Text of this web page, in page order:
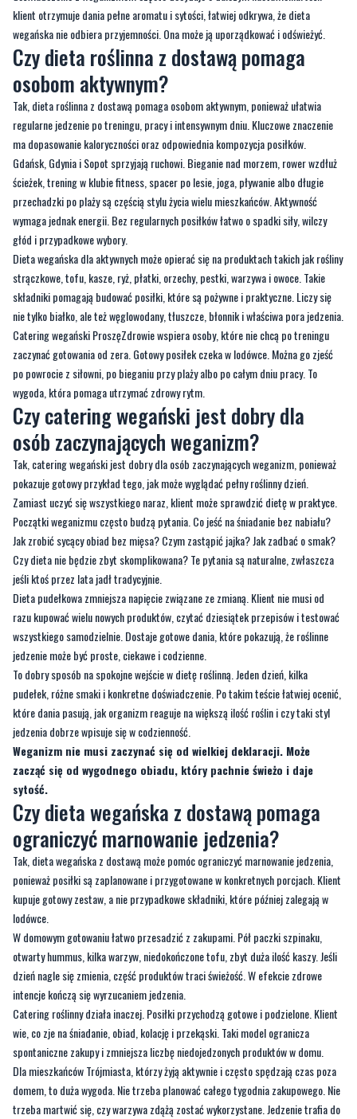
klient otrzymuje dania pełne aromatu i sytości, łatwiej odkrywa, że dieta
wegańska nie odbiera przyjemności. Ona może ją uporządkować i odświeżyć.
Czy dieta roślinna z dostawą pomaga
osobom aktywnym?
Tak, dieta roślinna z dostawą pomaga osobom aktywnym, ponieważ ułatwia
regularne jedzenie po treningu, pracy i intensywnym dniu. Kluczowe znaczenie
ma dopasowanie kaloryczności oraz odpowiednia kompozycja posiłków.
Gdańsk, Gdynia i Sopot sprzyjają ruchowi. Bieganie nad morzem, rower wzdłuż
ścieżek, trening w klubie fitness, spacer po lesie, joga, pływanie albo długie
przechadzki po plaży są częścią stylu życia wielu mieszkańców. Aktywność
wymaga jednak energii. Bez regularnych posiłków łatwo o spadki siły, wilczy
głód i przypadkowe wybory.
Dieta wegańska dla aktywnych może opierać się na produktach takich jak rośliny
strączkowe, tofu, kasze, ryż, płatki, orzechy, pestki, warzywa i owoce. Takie
składniki pomagają budować posiłki, które są pożywne i praktyczne. Liczy się
nie tylko białko, ale też węglowodany, tłuszcze, błonnik i właściwa pora jedzenia.
Catering wegański ProszęZdrowie wspiera osoby, które nie chcą po treningu
zaczynać gotowania od zera. Gotowy posiłek czeka w lodówce. Można go zjeść
po powrocie z siłowni, po bieganiu przy plaży albo po całym dniu pracy. To
wygoda, która pomaga utrzymać zdrowy rytm.
Czy catering wegański jest dobry dla
osób zaczynających weganizm?
Tak, catering wegański jest dobry dla osób zaczynających weganizm, ponieważ
pokazuje gotowy przykład tego, jak może wyglądać pełny roślinny dzień.
Zamiast uczyć się wszystkiego naraz, klient może sprawdzić dietę w praktyce.
Początki weganizmu często budzą pytania. Co jeść na śniadanie bez nabiału?
Jak zrobić sycący obiad bez mięsa? Czym zastąpić jajka? Jak zadbać o smak?
Czy dieta nie będzie zbyt skomplikowana? Te pytania są naturalne, zwłaszcza
jeśli ktoś przez lata jadł tradycyjnie.
Dieta pudełkowa zmniejsza napięcie związane ze zmianą. Klient nie musi od
razu kupować wielu nowych produktów, czytać dziesiątek przepisów i testować
wszystkiego samodzielnie. Dostaje gotowe dania, które pokazują, że roślinne
jedzenie może być proste, ciekawe i codzienne.
To dobry sposób na spokojne wejście w dietę roślinną. Jeden dzień, kilka
pudełek, różne smaki i konkretne doświadczenie. Po takim teście łatwiej ocenić,
które dania pasują, jak organizm reaguje na większą ilość roślin i czy taki styl
jedzenia dobrze wpisuje się w codzienność.
Weganizm nie musi zaczynać się od wielkiej deklaracji. Może
zacząć się od wygodnego obiadu, który pachnie świeżo i daje
sytość.
Czy dieta wegańska z dostawą pomaga
ograniczyć marnowanie jedzenia?
Tak, dieta wegańska z dostawą może pomóc ograniczyć marnowanie jedzenia,
ponieważ posiłki są zaplanowane i przygotowane w konkretnych porcjach. Klient
kupuje gotowy zestaw, a nie przypadkowe składniki, które później zalegają w
lodówce.
W domowym gotowaniu łatwo przesadzić z zakupami. Pół paczki szpinaku,
otwarty hummus, kilka warzyw, niedokończone tofu, zbyt duża ilość kaszy. Jeśli
dzień nagle się zmienia, część produktów traci świeżość. W efekcie zdrowe
intencje kończą się wyrzucaniem jedzenia.
Catering roślinny działa inaczej. Posiłki przychodzą gotowe i podzielone. Klient
wie, co zje na śniadanie, obiad, kolację i przekąski. Taki model ogranicza
spontaniczne zakupy i zmniejsza liczbę niedojedzonych produktów w domu.
Dla mieszkańców Trójmiasta, którzy żyją aktywnie i często spędzają czas poza
domem, to duża wygoda. Nie trzeba planować całego tygodnia zakupowego. Nie
trzeba martwić się, czy warzywa zdążą zostać wykorzystane. Jedzenie trafia do